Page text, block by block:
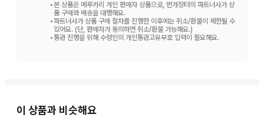
•본 상품은 메루카리 개인 판매자 상품으로, 번개장터의 파트너사가 상
품 구매와 배송을 대행해요.
•파트너사가 상품 구매 절차를 진행한 이후에는 취소/환불이 제한될 수
있어요. (단, 판매자가 동의하면 취소/환불 가능해요.)
•통관 진행을 위해 수령인의 개인통관고유부호 입력이 필요해요.
이 상품과 비슷해요